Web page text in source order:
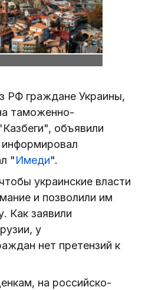
РФ граждане Украины,
таможенно-
объявили
"Имеди".
украинские власти
и позволили им
Как заявили
у
нет претензий к
на российско-